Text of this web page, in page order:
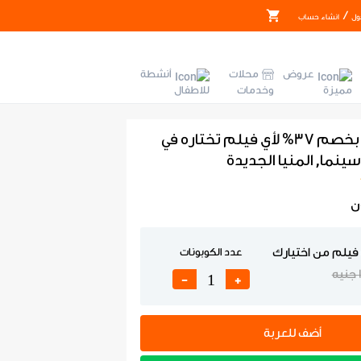
/ انشاء حساب
عروض
مميزة
محلات
وخدمات
أنشطة
للاطفال
تذكرة سينما بخصم 37% لأي فيلم تختاره في
المنيا الجديدة
من اختيارك عدد الكوبونات
+
-
أضف للعربة